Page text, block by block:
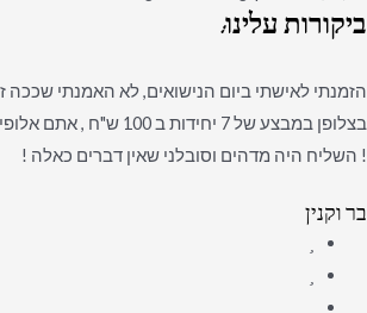
ביקורותעלינו:
הזמנתי לאישתי ביום הנישואים, לא האמנתי שככה
בצלופן במבצע של 7 יחידות
! השליח היה מדהים וסובלני שאין דברים כאלה !
בר וקנין